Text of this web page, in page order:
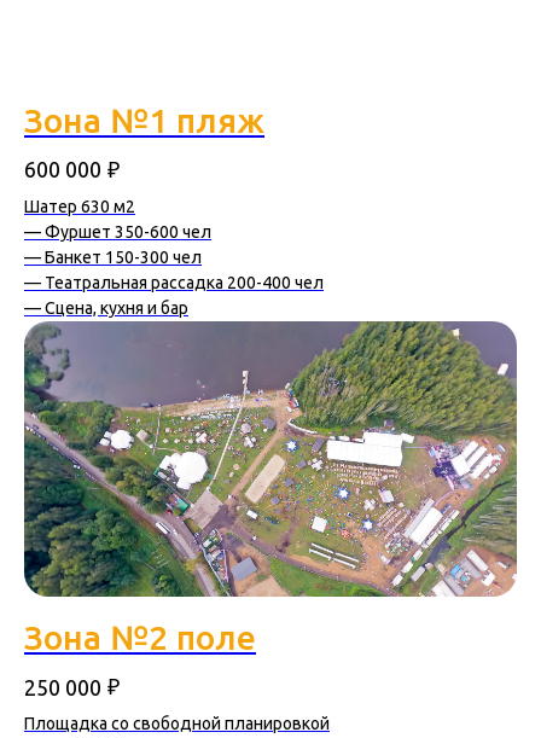
Зона №1 пляж
600 000 ₽
Шатер 630 м2
— Фуршет 350-600 чел
— Банкет 150-300 чел
— Театральная рассадка 200-400 чел
— Сцена, кухня и бар
Зона №2 поле
250 000 ₽
Площадка со свободной планировкой